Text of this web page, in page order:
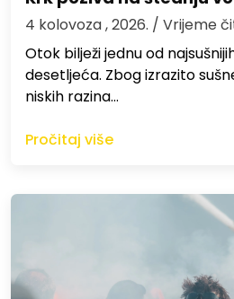
4 kolovoza , 2026. / Vrijeme
Otok bilježi jednu od
desetljeća. Zbog izrazito
niskih razina…
Pročitaj više